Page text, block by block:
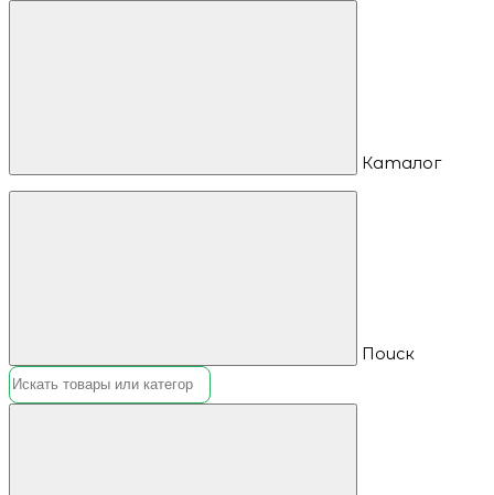
Каталог
Поиск